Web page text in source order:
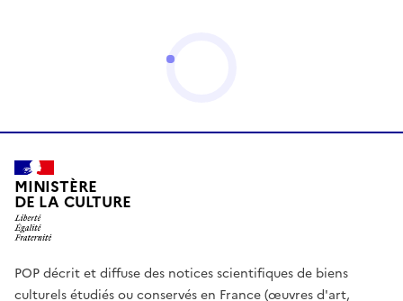
MINISTÈRE
DE LA CULTURE
POP décrit et diffuse des notices scientifiques de biens
culturels étudiés ou conservés en France (œuvres d'art,